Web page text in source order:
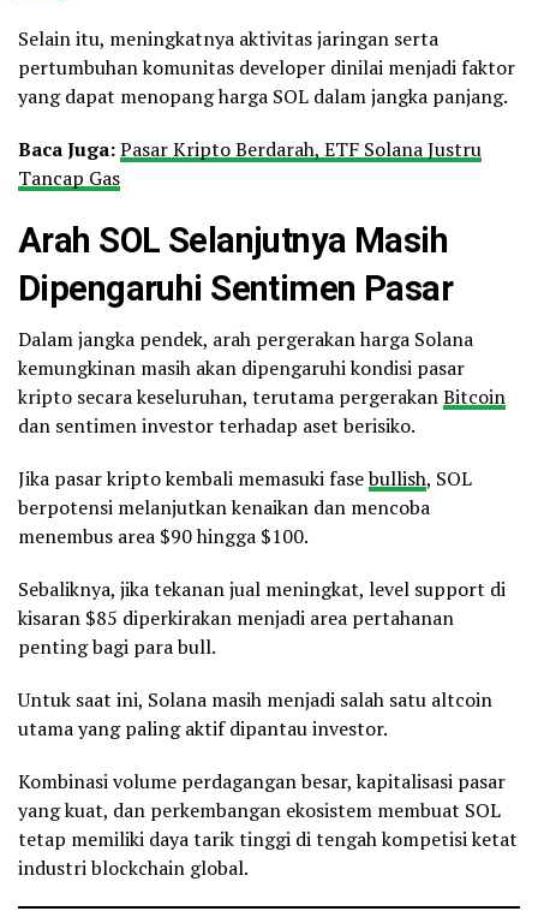
Selain itu, meningkatnya aktivitas jaringan serta
pertumbuhan komunitas developer dinilai menjadi faktor
yang dapat menopang harga SOL dalam jangka panjang.
Baca Juga:Pasar Kripto Berdarah, ETF Solana Justru
Tancap Gas
Arah SOL Selanjutnya Masih
Dipengaruhi Sentimen Pasar
Dalam jangka pendek, arah pergerakan harga Solana
kemungkinan masih akan dipengaruhi kondisi pasar
kripto secara keseluruhan, terutama pergerakanBitcoin
dan sentimen investor terhadap aset berisiko.
Jika pasar kripto kembali memasuki fasebullish, SOL
berpotensi melanjutkan kenaikan dan mencoba
menembus area $90 hingga $100.
Sebaliknya, jika tekanan jual meningkat, level support di
kisaran $85 diperkirakan menjadi area pertahanan
penting bagi para bull.
Untuk saat ini, Solana masih menjadi salah satu altcoin
utama yang paling aktif dipantau investor.
Kombinasi volume perdagangan besar, kapitalisasi pasar
yang kuat, dan perkembangan ekosistem membuat SOL
tetap memiliki daya tarik tinggi di tengah kompetisi ketat
industri blockchain global.